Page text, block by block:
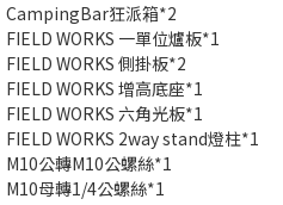
CampingBar狂派箱*2
FIELD WORKS 一單位爐板*1
FIELD WORKS 側掛板*2
FIELD WORKS 增高底座*1
FIELD WORKS 六角光板*1
FIELD WORKS 2way stand燈柱*1
M10公轉M10公螺絲*1
M10母轉1/4公螺絲*1